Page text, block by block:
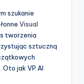
szukanie
Visual
tworzenia
sztuczną
jak VP AI